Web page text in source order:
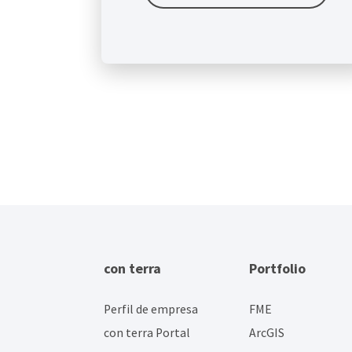
con terra
Perfil de empresa
con terra Portal
Portfolio
FME
ArcGIS